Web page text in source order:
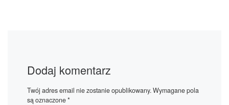
Dodaj komentarz
Twój adres email nie zostanie opublikowany.Wymagane pola
są oznaczone*